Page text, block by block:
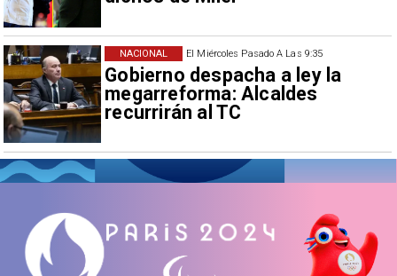
El Miércoles Pasado A Las 9:35
Gobierno despacha a ley la
megarreforma: Alcaldes
recurrirán al TC
NACIONAL